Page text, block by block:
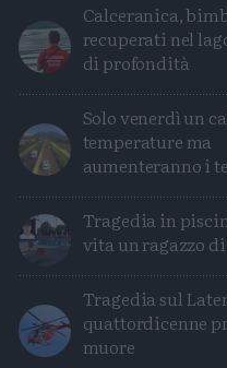
Condividi
Condividi
Calceranica,
recuperati nel
di profondità
Solo venerdì un
temperature ma
aumenteranno i
Tragedia in
vita un ragazzo
Tragedia sul
quattordicenne
muore